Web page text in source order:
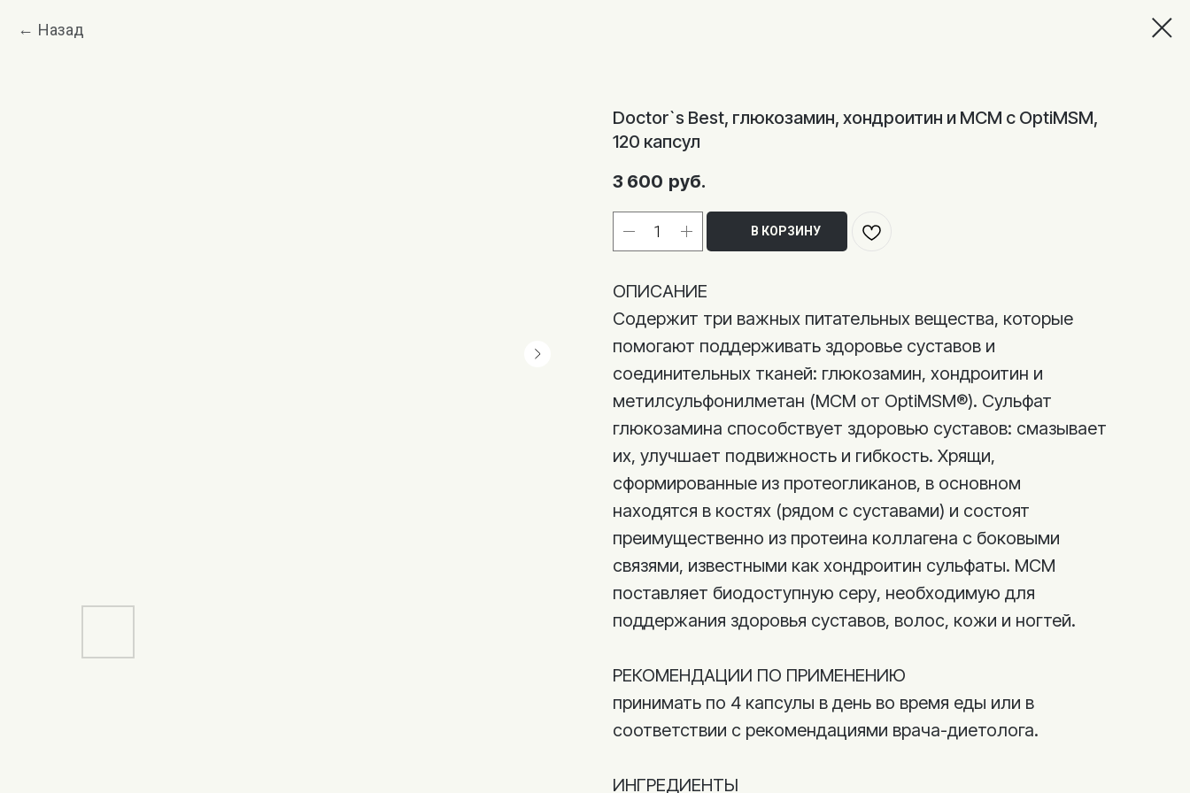
Назад
Doctor`s Best, глюкозамин, хондроитин и МСМ с OptiMSM,
120 капсул
3 600 руб.
В КОРЗИНУ
ОПИСАНИЕ
Содержит три важных питательных вещества, которые
помогают поддерживать здоровье суставов и
соединительных тканей: глюкозамин, хондроитин и
метилсульфонилметан (МСМ от OptiMSM®). Сульфат
глюкозамина способствует здоровью суставов: смазывает
их, улучшает подвижность и гибкость. Хрящи,
сформированные из протеогликанов, в основном
находятся в костях (рядом с суставами) и состоят
преимущественно из протеина коллагена с боковыми
связями, известными как хондроитин сульфаты. МСМ
поставляет биодоступную серу, необходимую для
поддержания здоровья суставов, волос, кожи и ногтей.
РЕКОМЕНДАЦИИ ПО ПРИМЕНЕНИЮ
принимать по 4 капсулы в день во время еды или в
соответствии с рекомендациями врача-диетолога.
ИНГРЕДИЕНТЫ